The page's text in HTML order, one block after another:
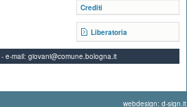
Crediti
Liberatoria
- e-mail: giovani@comune.bologna.it
webdesign: d-sign.it